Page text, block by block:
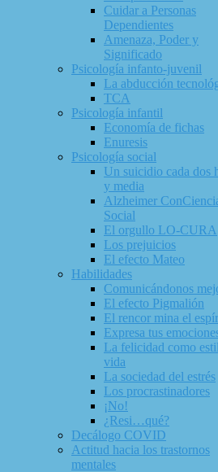
Cuidar a Personas
Dependientes
Amenaza, Poder y
Significado
Psicología infanto-juvenil
La abducción
TCA
Psicología infantil
Economía de fichas
Enuresis
Psicología social
Un suicidio cada dos
y media
Alzheimer
Social
El orgullo LO-CURA
Los prejuicios
El efecto Mateo
Habilidades
Comunicándonos
El efecto Pigmalión
El rencor mina el
Expresa tus
La felicidad como
vida
La sociedad del estrés
Los procrastinadores
¡No!
¿Resi…qué?
Decálogo COVID
Actitud hacia los trastornos
mentales